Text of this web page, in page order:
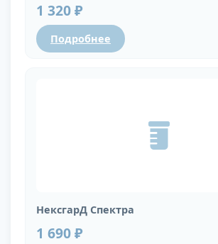
1 320 ₽
Подробнее
НексгарД Спектра
1 690 ₽